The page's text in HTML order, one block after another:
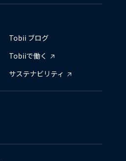
Tobii ブログ
Tobiiで働く
サステナビリティ